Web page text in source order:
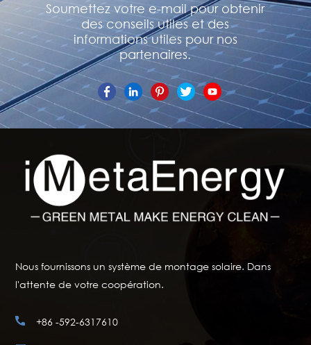
Soumettez votre e-mail pour obtenir
des conseils utiles et des
informations utiles pour nos
partenaires.
Nous fournissons un système de montage solaire. Dans
l'attente de votre coopération.
+86 -592-6317610